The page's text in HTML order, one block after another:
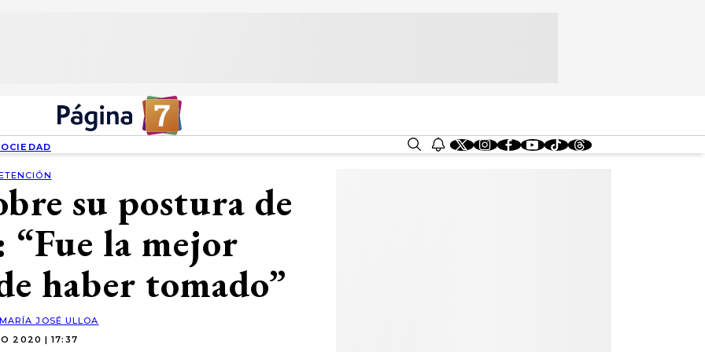
su postura de
“Fue la mejor
haber tomado”
MARÍA JOSÉ ULLOA
2020 | 17:37